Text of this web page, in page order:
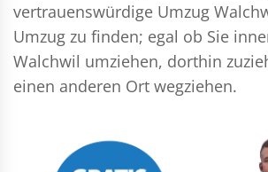
vertrauenswürdige Umzug
Umzug zu finden; egal ob Sie
Walchwil umziehen, dorthin
einen anderen Ort wegziehen.